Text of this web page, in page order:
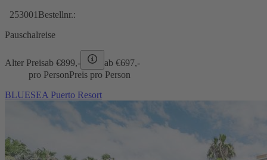
253001 Bestellnr.:
Pauschalreise
Alter Preisab €899,- ab €697,-
pro PersonPreis pro Person
BLUESEA Puerto Resort